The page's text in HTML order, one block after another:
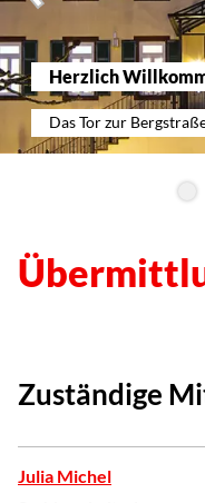
Herzlich
Das Tor zur
Zuständige
Julia Michel